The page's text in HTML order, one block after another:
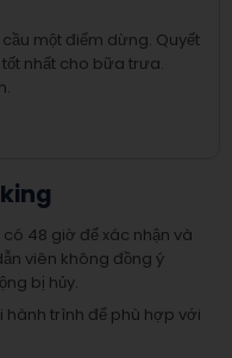
một điểm dừng. Quyết
nhất cho bữa trưa.
48 giờ để xác nhận và
viên không đồng ý
bị hủy.
hành trình để phù hợp với